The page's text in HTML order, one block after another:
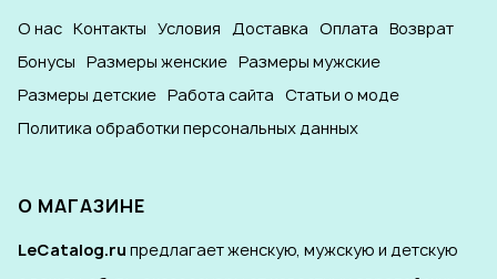
О нас Контакты Условия Доставка Оплата Возврат
Бонусы Размеры женские Размеры мужские
Размеры детские Работа сайта Статьи о моде
Политика обработки персональных данных
О МАГАЗИНЕ
LeCatalog.ru предлагает женскую, мужскую и детскую